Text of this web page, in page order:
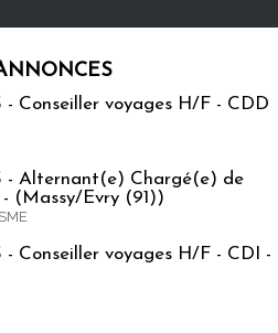
- Conseiller voyages H/F - CDD
- Alternant(e) Chargé(e) de
- (Massy/Evry (91))
- Conseiller voyages H/F - CDI -